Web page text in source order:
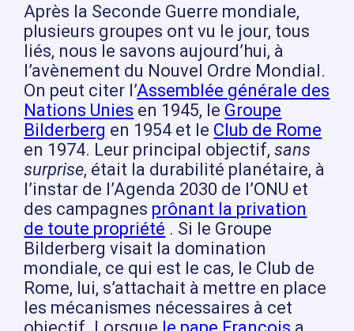
Après la Seconde Guerre mondiale,
plusieurs groupes ont vu le jour, tous
liés, nous le savons aujourd’hui, à
l’avènement du Nouvel Ordre Mondial.
On peut citer l’Assemblée générale des
Nations Unies en 1945, le Groupe
Bilderberg en 1954 et le Club de Rome
en 1974. Leur principal objectif,sans
surprise, était la durabilité planétaire, à
l’instar de l’Agenda 2030 de l’ONU et
des campagnes prônant la privation
de toute propriété . Si le Groupe
Bilderberg visait la domination
mondiale, ce qui est le cas, le Club de
Rome, lui, s’attachait à mettre en place
les mécanismes nécessaires à cet